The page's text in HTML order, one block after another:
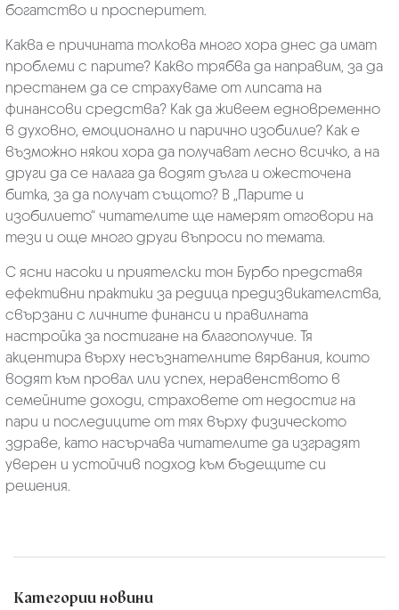
богатство и просперитет.
Каква е причината толкова много хора днес да имат
проблеми с парите? Какво трябва да направим, за да
престанем да се страхуваме от липсата на
финансови средства? Как да живеем едновременно
в духовно, емоционално и парично изобилие? Как е
възможно някои хора да получават лесно всичко, а на
други да се налага да водят дълга и ожесточена
битка, за да получат същото? В „Парите и
изобилието“ читателите ще намерят отговори на
тези и още много други въпроси по темата.
С ясни насоки и приятелски тон Бурбо представя
ефективни практики за редица предизвикателства,
свързани с личните финанси и правилната
настройка за постигане на благополучие. Тя
акцентира върху несъзнателните вярвания, които
водят към провал или успех, неравенството в
семейните доходи, страховете от недостиг на
пари и последиците от тях върху физическото
здраве, като насърчава читателите да изградят
уверен и устойчив подход към бъдещите си
решения.
Категории новини